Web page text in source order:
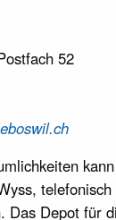
52
Das Depot für